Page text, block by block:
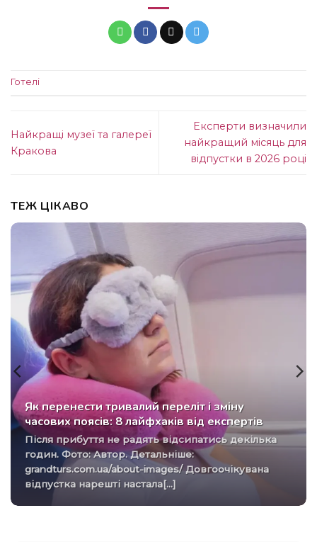
Готелі
Найкращі музеї та галереї
Кракова
Експерти визначили
найкращий місяць для
відпустки в 2026 році
ТЕЖ ЦІКАВО
Як перенести тривалий переліт і зміну
часових поясів: 8 лайфхаків від експертів
Після прибуття не радять відсипатись декілька
годин. Фото: Автор. Детальніше:
grandturs.com.ua/about-images/ Довгоочікувана
відпустка нарешті настала[...]